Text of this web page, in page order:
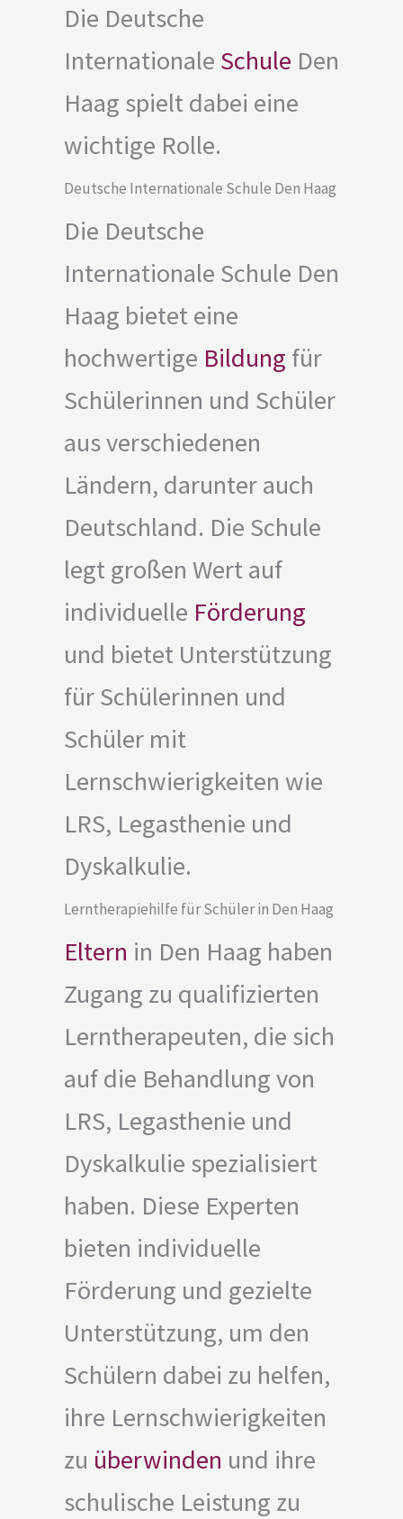
Die Deutsche
Internationale Schule Den
Haag spielt dabei eine
wichtige Rolle.
Deutsche Internationale Schule Den Haag
Die Deutsche
Internationale Schule Den
Haag bietet eine
hochwertige Bildung für
Schülerinnen und Schüler
aus verschiedenen
Ländern, darunter auch
Deutschland. Die Schule
legt großen Wert auf
individuelle Förderung
und bietet Unterstützung
für Schülerinnen und
Schüler mit
Lernschwierigkeiten wie
LRS, Legasthenie und
Dyskalkulie.
Lerntherapiehilfe für Schüler in Den Haag
Eltern in Den Haag haben
Zugang zu qualifizierten
Lerntherapeuten, die sich
auf die Behandlung von
LRS, Legasthenie und
Dyskalkulie spezialisiert
haben. Diese Experten
bieten individuelle
Förderung und gezielte
Unterstützung, um den
Schülern dabei zu helfen,
ihre Lernschwierigkeiten
zu überwinden und ihre
schulische Leistung zu